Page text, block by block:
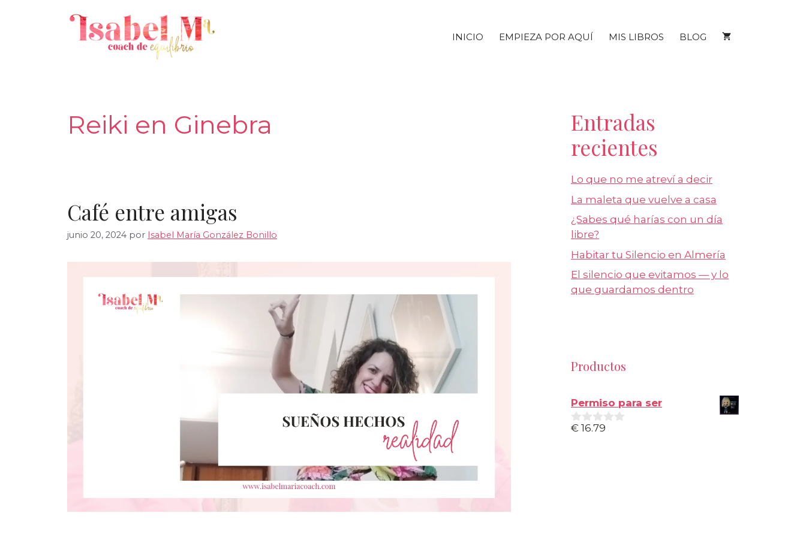
INICIO EMPIEZA POR AQUÍ MIS LIBROS BLOG
Reiki en Ginebra
Café entre amigas
junio 20, 2024 por Isabel María González Bonillo
Entradas
recientes
Lo que no me atreví a decir
La maleta que vuelve a casa
¿Sabes qué harías con un día
libre?
Habitar tu Silencio en Almería
El silencio que evitamos — y lo
que guardamos dentro
Productos
Permiso para ser
0
€ 16.79